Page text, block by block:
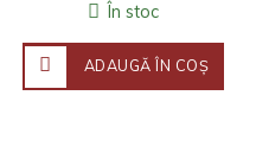
În stoc
ADAUGĂ ÎN COŞ